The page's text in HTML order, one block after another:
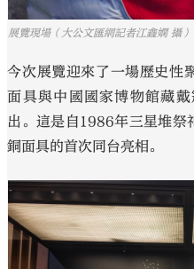
展覽現場（大公文匯網記者江鑫嫻 攝）
今次展覽迎來了一場歷史性
面具與中國國家博物館藏
出。這是自1986年三星堆祭
銅面具的首次同台亮相。